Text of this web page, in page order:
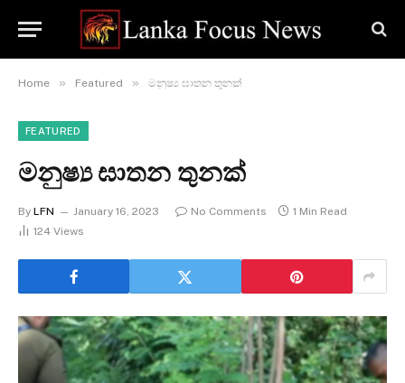
Home » Featured » මනුෂ්‍ය ඝාතන තුනක්
FEATURED
මනුෂ්‍ය ඝාතන තුනක්
By LFN January 16, 2023 No Comments
1 Min Read
124 Views